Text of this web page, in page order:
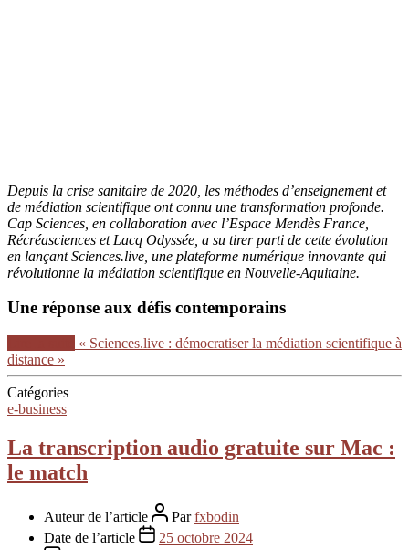
Depuis la crise sanitaire de 2020, les méthodes d’enseignement et
de médiation scientifique ont connu une transformation profonde.
Cap Sciences, en collaboration avec l’Espace Mendès France,
Récréasciences et Lacq Odyssée, a su tirer parti de cette évolution
en lançant Sciences.live, une plateforme numérique innovante qui
révolutionne la médiation scientifique en Nouvelle-Aquitaine.
Une réponse aux défis contemporains
« Sciences.live : démocratiser la médiation scientifique à
distance »
Catégories
e-business
La transcription audio gratuite sur Mac :
le match
Auteur de l’article Parfxbodin
Date de l’article
25 octobre 2024